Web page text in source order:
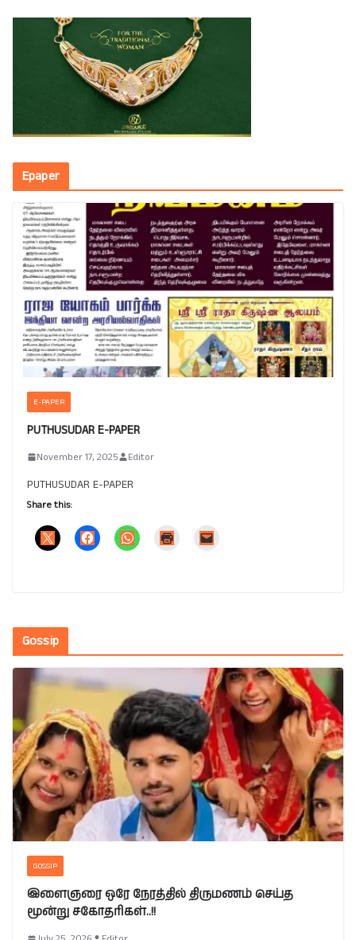
Epaper
E-PAPER
PUTHUSUDAR E-PAPER
November 17, 2025 Editor
PUTHUSUDAR E-PAPER
Share this:
Gossip
GOSSIP
இளைஞரை ஒரே நேரத்தில் திருமணம் செய்த
மூன்று சகோதரிகள்..!!